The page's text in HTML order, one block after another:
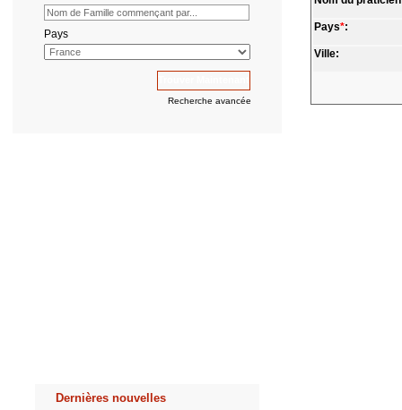
Pays
Recherche avancée
Dernières nouvelles
Pays*:
Ville: